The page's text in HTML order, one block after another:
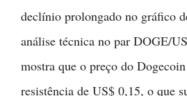
declínio prolongado no gráfico
análise técnica no par DOGE/
mostra que o preço do
resistência de US$ 0,15, o que